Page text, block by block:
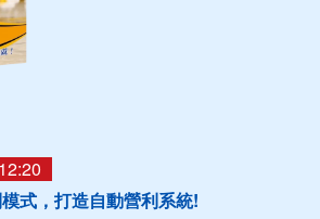
式，打造自動營利系統!